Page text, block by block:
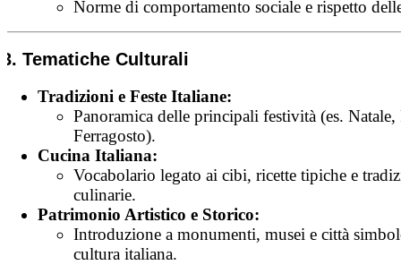
Norme di comportamento sociale e rispetto
3. Tematiche Culturali
Tradizioni e Feste Italiane:
Panoramica delle principali festività (es. Natale,
Ferragosto).
Cucina Italiana:
Vocabolario legato ai cibi, ricette tipiche e
culinarie.
Patrimonio Artistico e Storico:
Introduzione a monumenti, musei e città
cultura italiana.